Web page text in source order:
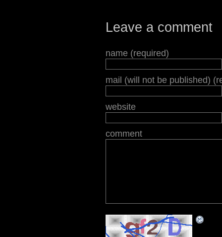
Leave a comment
name (required)
mail (will not be published)
website
comment